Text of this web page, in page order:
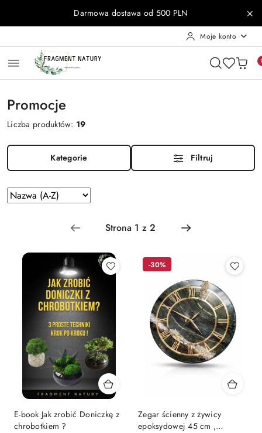
Przejdź do treści głównej
Przejdź do wyszukiwarki
Przejdź do moje konto
Przejdź do menu głównego
Przejdź do stopkiDarmowa dostawa od 500 PLN
Moje konto
Promocje
Liczba produktów: 19
Kategorie Filtruj
Sortuj
według
E-book Jak zrobić Doniczkę z
chrobotkiem ?
Zegar ścienny z żywicy
epoksydowej 45 cm ,
-30%